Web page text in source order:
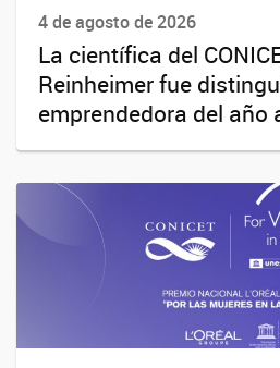
4 de agosto de 2026
La científica del
Reinheimer fue
emprendedora del año